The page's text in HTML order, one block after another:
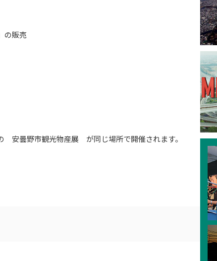
の販売
安曇野市観光物産展 が同じ場所で開催されます。